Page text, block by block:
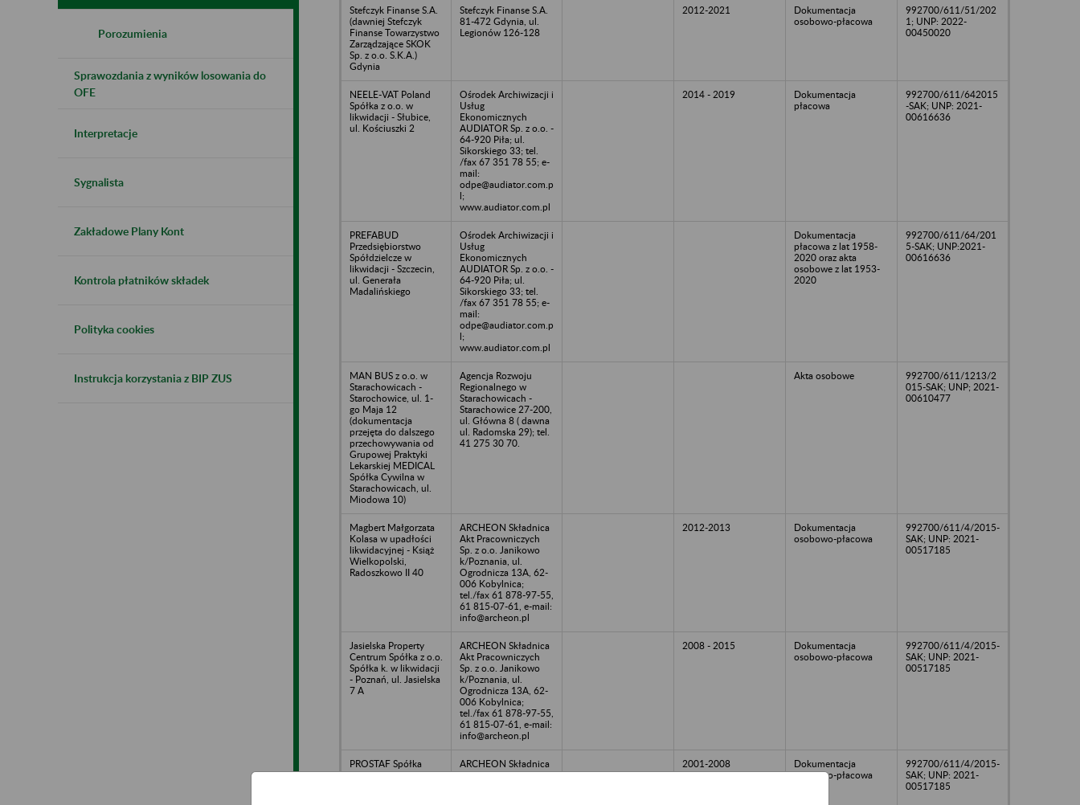
Porozumienia
Sprawozdania z wyników losowania do
OFE
Interpretacje
Sygnalista
Zakładowe Plany Kont
Kontrola płatników składek
Polityka cookies
Instrukcja korzystania z BIP ZUS
Stefczyk Finanse S.A.
(dawniej Stefczyk
Finanse Towarzystwo
Zarządzające SKOK
Sp. z o.o. S.K.A.)
Gdynia
Stefczyk Finanse S.A.
81-472 Gdynia, ul.
Legionów 126-128
2012-2021
Dokumentacja
osobowo-płacowa
992700/611/51/202
1; UNP: 2022-
00450020
NEELE-VAT Poland
Spółka z o.o. w
likwidacji - Słubice,
ul. Kościuszki 2
Ośrodek Archiwizacji i
Usług
Ekonomicznych
AUDIATOR Sp. z o.o. -
64-920 Piła; ul.
Sikorskiego 33; tel.
/fax 67 351 78 55; e-
mail:
odpe@audiator.com.p
l;
www.audiator.com.pl
2014 - 2019
Dokumentacja
płacowa
992700/611/642015
-SAK; UNP: 2021-
00616636
PREFABUD
Przedsiębiorstwo
Spółdzielcze w
likwidacji - Szczecin,
ul. Generała
Madalińskiego
Ośrodek Archiwizacji i
Usług
Ekonomicznych
AUDIATOR Sp. z o.o. -
64-920 Piła; ul.
Sikorskiego 33; tel.
/fax 67 351 78 55; e-
mail:
odpe@audiator.com.p
l;
www.audiator.com.pl
Dokumentacja
płacowa z lat 1958-
2020 oraz akta
osobowe z lat 1953-
2020
992700/611/64/201
5-SAK; UNP:2021-
00616636
MAN BUS z o.o. w
Starachowicach -
Starochowice, ul. 1-
go Maja 12
(dokumentacja
przejęta do dalszego
przechowywania od
Grupowej Praktyki
Lekarskiej MEDICAL
Spółka Cywilna w
Starachowicach, ul.
Miodowa 10)
Agencja Rozwoju
Regionalnego w
Starachowicach -
Starachowice 27-200,
ul. Główna 8 ( dawna
ul. Radomska 29); tel.
41 275 30 70.
Akta osobowe
992700/611/1213/2
015-SAK; UNP; 2021-
00610477
Magbert Małgorzata
Kolasa w upadłości
likwidacyjnej - Książ
Wielkopolski,
Radoszkowo II 40
ARCHEON Składnica
Akt Pracowniczych
Sp. z o.o. Janikowo
k/Poznania, ul.
Ogrodnicza 13A, 62-
006 Kobylnica;
tel./fax 61 878-97-55,
61 815-07-61, e-mail:
info@archeon.pl
2012-2013
Dokumentacja
osobowo-płacowa
992700/611/4/2015-
SAK; UNP: 2021-
00517185
Jasielska Property
Centrum Spółka z o.o.
Spółka k. w likwidacji
- Poznań, ul. Jasielska
7 A
ARCHEON Składnica
Akt Pracowniczych
Sp. z o.o. Janikowo
k/Poznania, ul.
Ogrodnicza 13A, 62-
006 Kobylnica;
tel./fax 61 878-97-55,
61 815-07-61, e-mail:
info@archeon.pl
2008 - 2015
Dokumentacja
osobowo-płacowa
992700/611/4/2015-
SAK; UNP: 2021-
00517185
PROSTAF Spółka
Jawna - Poznań, ul.
ARCHEON Składnica
Akt Pracowniczych
2001-2008
Dokumentacja
osobowo-płacowa
992700/611/4/2015-
SAK; UNP: 2021-
00517185